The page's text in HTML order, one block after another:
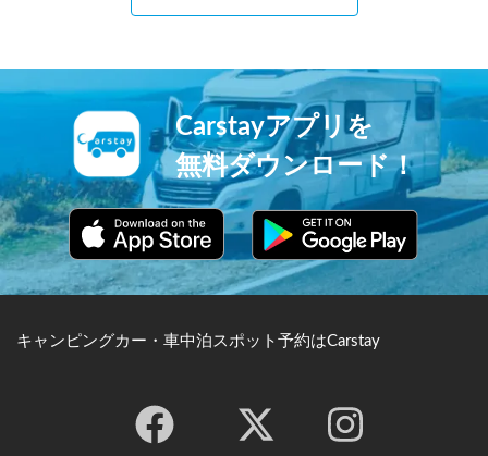
Carstayアプリを
無料ダウンロード！
キャンピングカー・車中泊スポット予約はCarstay